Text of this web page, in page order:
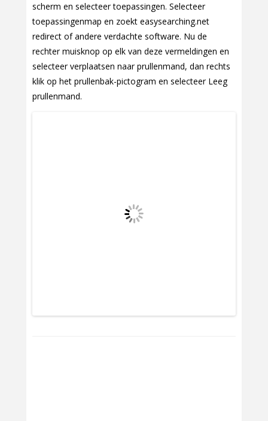
scherm en selecteer toepassingen. Selecteer
toepassingenmap en zoekt easysearching.net
redirect of andere verdachte software. Nu de
rechter muisknop op elk van deze vermeldingen en
selecteer verplaatsen naar prullenmand, dan rechts
klik op het prullenbak-pictogram en selecteer Leeg
prullenmand.